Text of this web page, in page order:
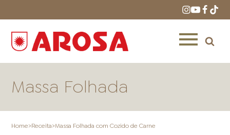
Massa Folhada
Home>Receita>Massa Folhada com Cozido de Carne